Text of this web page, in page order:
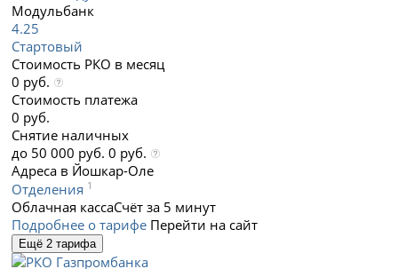
Модульбанк
4.25
Стартовый
Стоимость РКО в месяц
0 руб.
Стоимость платежа
0 руб.
Снятие наличных
до 50 000 руб. 0 руб.
Адреса в Йошкар-Оле
Отделения 1
Облачная кассаСчёт за 5 минут
Подробнее о тарифе Перейти на сайт
Ещё 2 тарифа